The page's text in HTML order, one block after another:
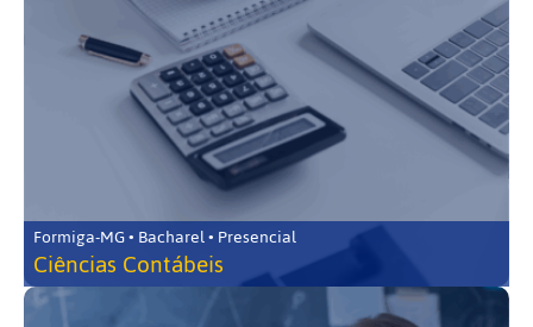
Formiga-MG • Bacharel • Presencial
Ciências Contábeis